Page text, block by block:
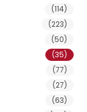
(114)
(223)
(50)
(35)
(77)
(27)
(63)